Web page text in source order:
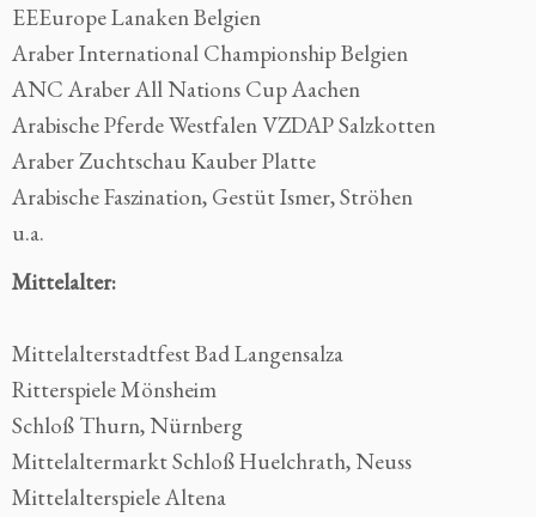
EEEurope Lanaken Belgien
Araber International Championship Belgien
ANC Araber All Nations Cup Aachen
Arabische Pferde Westfalen VZDAP Salzkotten
Araber Zuchtschau Kauber Platte
Arabische Faszination, Gestüt Ismer, Ströhen
u.a.
Mittelalter:
Mittelalterstadtfest Bad Langensalza
Ritterspiele Mönsheim
Schloß Thurn, Nürnberg
Mittelaltermarkt Schloß Huelchrath, Neuss
Mittelalterspiele Altena